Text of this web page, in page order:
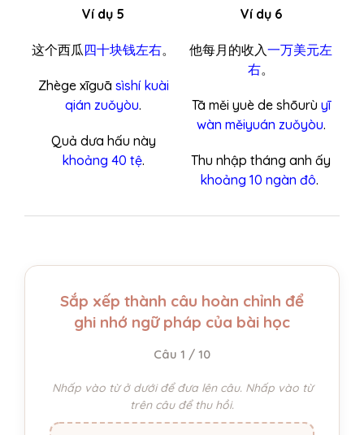
Ví dụ 5
这个西瓜四十块钱左右。
Zhège xīguā sìshí kuài
qián zuǒyòu.
Quả dưa hấu này
khoảng 40 tệ.
Ví dụ 6
他每月的收入一万美元左
右。
Tā měi yuè de shōurù yī
wàn měiyuán zuǒyòu.
Thu nhập tháng anh ấy
khoảng 10 ngàn đô.
Sắp xếp thành câu hoàn chỉnh để
ghi nhớ ngữ pháp của bài học
Câu 1 / 10
Nhấp vào từ ở dưới để đưa lên câu. Nhấp vào từ
trên câu để thu hồi.